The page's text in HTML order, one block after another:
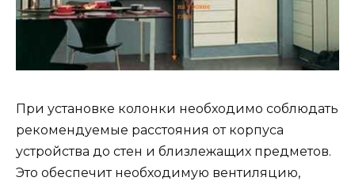
При установке колонки необходимо соблюдать
рекомендуемые расстояния от корпуса
устройства до стен и близлежащих предметов.
Это обеспечит необходимую вентиляцию,